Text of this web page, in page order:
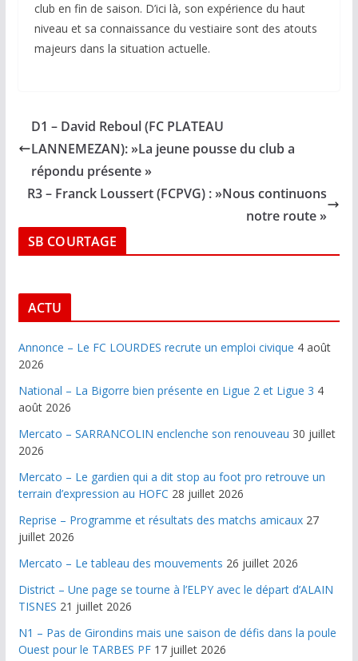
club en fin de saison. D’ici là, son expérience du haut
niveau et sa connaissance du vestiaire sont des atouts
majeurs dans la situation actuelle.
D1 – David Reboul (FC PLATEAU
LANNEMEZAN): »La jeune pousse du club a
répondu présente »
R3 – Franck Loussert (FCPVG) : »Nous continuons
notre route »
SB COURTAGE
ACTU
Annonce – Le FC LOURDES recrute un emploi civique 4 août
2026
National – La Bigorre bien présente en Ligue 2 et Ligue 3 4
août 2026
Mercato – SARRANCOLIN enclenche son renouveau 30 juillet
2026
Mercato – Le gardien qui a dit stop au foot pro retrouve un
terrain d’expression au HOFC 28 juillet 2026
Reprise – Programme et résultats des matchs amicaux 27
juillet 2026
Mercato – Le tableau des mouvements 26 juillet 2026
District – Une page se tourne à l’ELPY avec le départ d’ALAIN
TISNES 21 juillet 2026
N1 – Pas de Girondins mais une saison de défis dans la poule
Ouest pour le TARBES PF 17 juillet 2026